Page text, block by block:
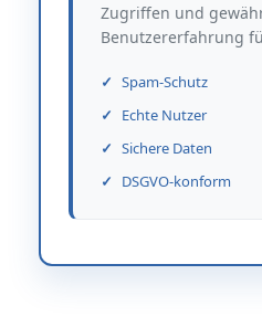
Zugriffen und
Benutzererfahrung
Spam-Schutz
Echte Nutzer
Sichere Daten
DSGVO-konform